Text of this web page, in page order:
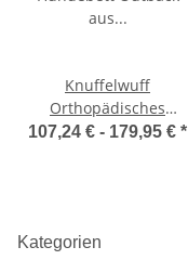
Knuffelwuff
Orthopädisches
Hundebett Outback aus
107,24 € - 179,95 € *
Kategorien